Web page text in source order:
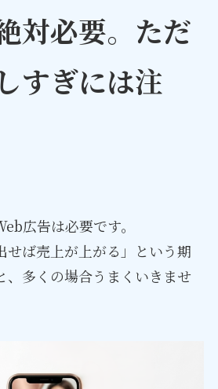
対必要。ただ
すぎには注
広告は必要です。
せば売上が上がる」という期
、多くの場合うまくいきませ